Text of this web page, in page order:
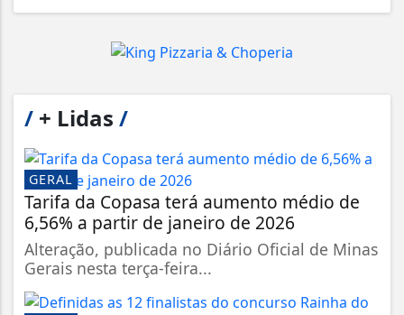
/ + Lidas /
GERAL
Tarifa da Copasa terá aumento médio de
6,56% a partir de janeiro de 2026
Alteração, publicada no Diário Oficial de Minas
Gerais nesta terça-feira...